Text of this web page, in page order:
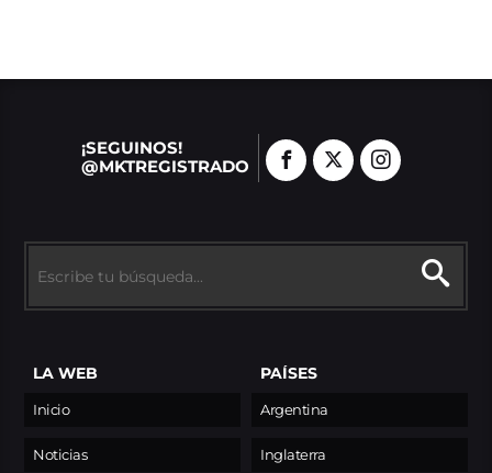
¡SEGUINOS!
@MKTREGISTRADO
LA WEB
Inicio
Noticias
PAÍSES
Argentina
Inglaterra